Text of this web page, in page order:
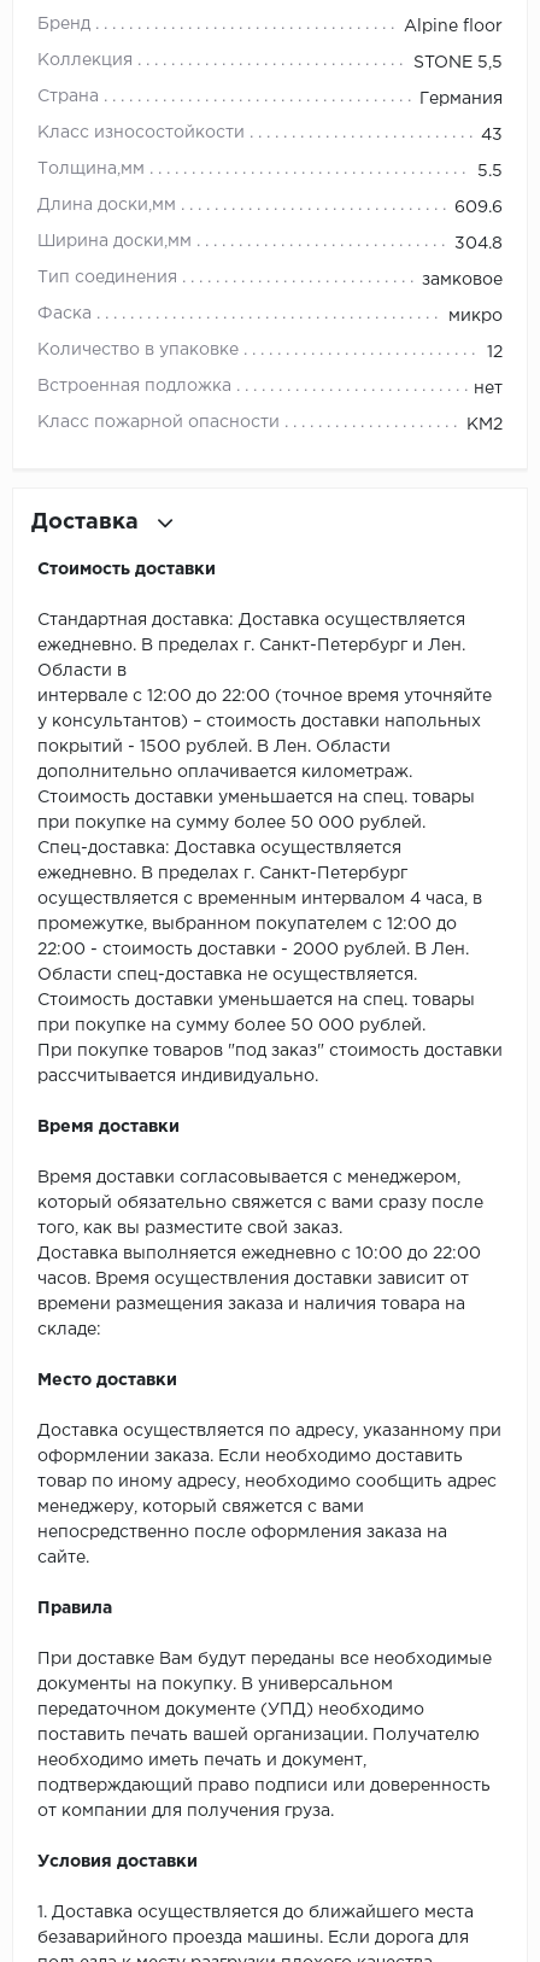
No brand
Pergo
Quality Flooring
Smartprofile
SPC Ideal Flooring
SPC Kronostep
SPC Promo
SPC Stronghold
Tulesna
Vinilam
Wonderful Vinyl
Бренд Alpine floor
Коллекция STONE 5,5
Страна Германия
Класс износостойкости 43
Толщина,мм 5.5
Длина доски,мм 609.6
Ширина доски,мм 304.8
Тип соединения замковое
Фаска микро
Количество в упаковке 12
Встроенная подложка нет
Класс пожарной опасности КМ2
Доставка
Стоимость доставки
Стандартная доставка: Доставка осуществляется
ежедневно. В пределах г. Санкт-Петербург и Лен.
Области в
интервале с 12:00 до 22:00 (точное время уточняйте
у консультантов) – стоимость доставки напольных
покрытий - 1500 рублей. В Лен. Области
дополнительно оплачивается километраж.
Стоимость доставки уменьшается на спец. товары
при покупке на сумму более 50 000 рублей.
Спец-доставка: Доставка осуществляется
ежедневно. В пределах г. Санкт-Петербург
осуществляется с временным интервалом 4 часа, в
промежутке, выбранном покупателем с 12:00 до
22:00 - стоимость доставки - 2000 рублей. В Лен.
Области спец-доставка не осуществляется.
Стоимость доставки уменьшается на спец. товары
при покупке на сумму более 50 000 рублей.
При покупке товаров "под заказ" стоимость доставки
рассчитывается индивидуально.
Время доставки
Время доставки согласовывается с менеджером,
который обязательно свяжется с вами сразу после
того, как вы разместите свой заказ.
Доставка выполняется ежедневно с 10:00 до 22:00
часов. Время осуществления доставки зависит от
времени размещения заказа и наличия товара на
складе:
Место доставки
Доставка осуществляется по адресу, указанному при
оформлении заказа. Если необходимо доставить
товар по иному адресу, необходимо сообщить адрес
менеджеру, который свяжется с вами
непосредственно после оформления заказа на
сайте.
Правила
При доставке Вам будут переданы все необходимые
документы на покупку. В универсальном
передаточном документе (УПД) необходимо
поставить печать вашей организации. Получателю
необходимо иметь печать и документ,
подтверждающий право подписи или доверенность
от компании для получения груза.
Условия доставки
1. Доставка осуществляется до ближайшего места
безаварийного проезда машины. Если дорога для